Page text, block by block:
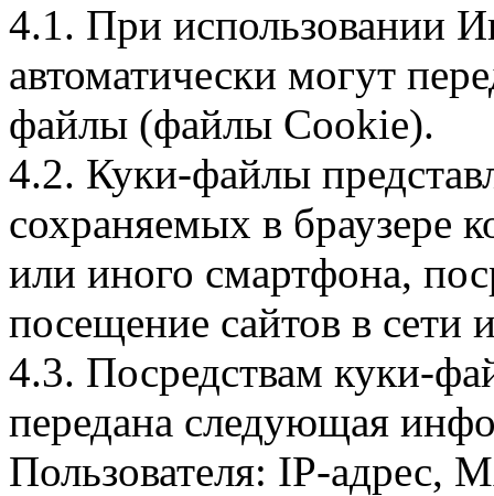
4.1. При использовании
автоматически могут
файлы (файлы Cookie).
4.2. Куки-файлы
сохраняемых в браузере
или иного смартфона,
посещение сайтов в сети
4.3. Посредствам куки-
передана следующая
Пользователя: IP-адрес,